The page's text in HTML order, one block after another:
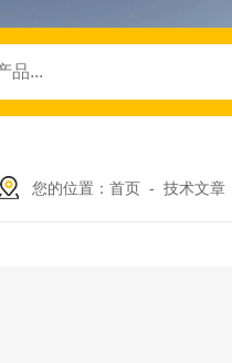
您的位置： 首页 - 技术文章